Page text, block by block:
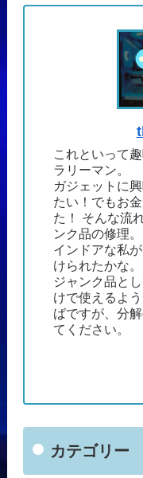
これといって
ラリーマン。
ガジェットに
たい！でもお
た！ そんな流
ンク品の修理。
インドアな私
けられたかな。
ジャンク品と
けで使えるよ
ばですが、分
てください。
カテゴリー